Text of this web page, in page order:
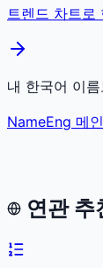
트렌드 차트로
내 한국어 이
NameEng 메
연관 추